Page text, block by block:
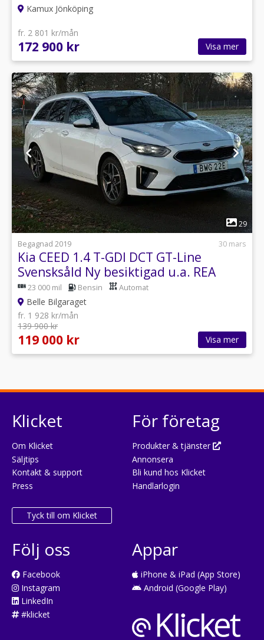
Kamux Jönköping
fr. 2 801 kr/mån
172 900 kr Visa mer
1
29
Begagnad 2019
30 mars
Kia CEED 1.4 T-GDI DCT GT-Line
Svensksåld Ny besiktigad u.a. REA
23 000 mil Bensin Automat
Belle Bilgaraget
fr. 1 928 kr/mån
139 900 kr
119 000 kr Visa mer
Klicket
Om Klicket
Säljtips
Kontakt & support
Press
Tyck till om Klicket
För företag
Produkter & tjänster
Annonsera
Bli kund hos Klicket
Handlarlogin
Följ oss
Facebook
Instagram
LinkedIn
#klicket
Appar
iPhone & iPad (App Store)
Android (Google Play)